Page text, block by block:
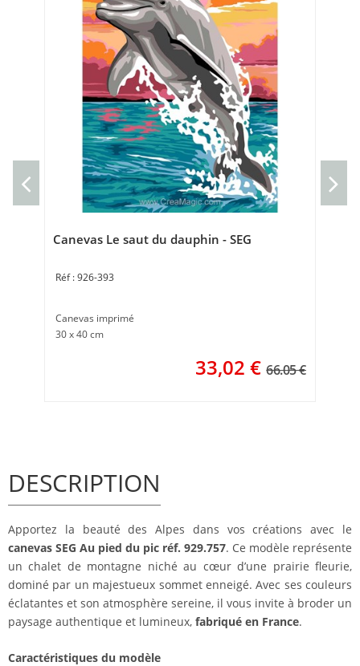
Canevas Le saut du dauphin - SEG
926-393
Canevas imprimé
30 x 40 cm
33,02 € 66.05 €
DESCRIPTION
Apportez la beauté des Alpes dans vos créations avec le
canevas SEG Au pied du pic réf. 929.757. Ce modèle représente
un chalet de montagne niché au cœur d’une prairie fleurie,
dominé par un majestueux sommet enneigé. Avec ses couleurs
éclatantes et son atmosphère sereine, il vous invite à broder un
paysage authentique et lumineux, fabriqué en France.
Caractéristiques du modèle